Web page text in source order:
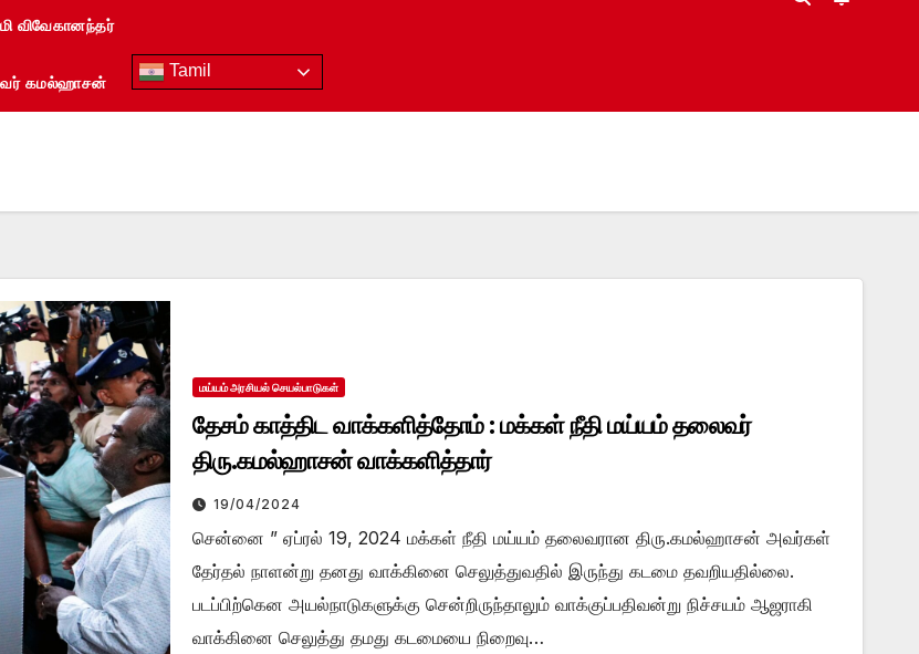
விவேகானந்தர்
கமல்ஹாசன்
Tamil
மய்யம் அரசியல் செயல்பாடுகள்
தேசம் காத்திட வாக்களித்தோம் : மக்கள் நீதி மய்யம் தலைவர்
திரு.கமல்ஹாசன் வாக்களித்தார்
19/04/2024
சென்னை ” ஏப்ரல் 19, 2024 மக்கள் நீதி மய்யம் தலைவரான திரு.கமல்ஹாசன் அவர்கள்
தேர்தல் நாளன்று தனது வாக்கினை செலுத்துவதில் இருந்து கடமை தவறியதில்லை.
படப்பிற்கென அயல்நாடுகளுக்கு சென்றிருந்தாலும் வாக்குப்பதிவன்று நிச்சயம் ஆஜராகி
வாக்கினை செலுத்து தமது கடமையை நிறைவு…